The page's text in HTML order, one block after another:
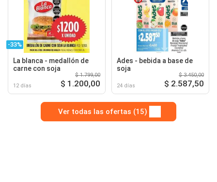
-33%
La blanca - medallón de
carne con soja
12 días
$ 1.799,00
$ 1.200,00
Ades - bebida a base de
soja
24 días
$ 3.450,00
$ 2.587,50
Ver todas las ofertas (15)